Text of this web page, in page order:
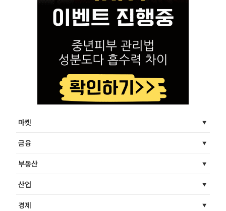
마켓
금융
부동산
산업
경제